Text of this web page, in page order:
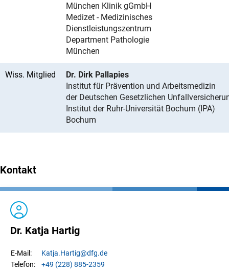
München Klinik gGmbH
Medizet - Medizinisches
Dienstleistungszentrum
Department Pathologie
München
Wiss. Mitglied
Dr. Dirk Pallapies
Institut für Prävention und Arbeitsmedizin
der Deutschen Gesetzlichen
Institut der Ruhr-Universität Bochum (IPA)
Bochum
Kontakt
Dr. Katja Hartig
E-Mail: Katja.Hartig@dfg.de
Telefon:
+49 (228) 885-2359